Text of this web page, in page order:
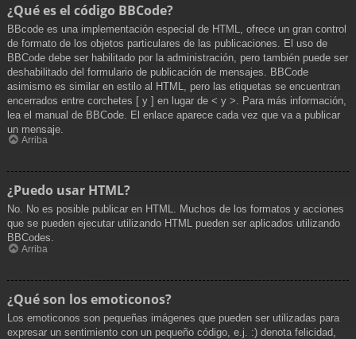
¿Qué es el código BBCode?
BBcode es una implementación especial de HTML, ofrece un gran control
de formato de los objetos particulares de las publicaciones. El uso de
BBCode debe ser habilitado por la administración, pero también puede ser
deshabilitado del formulario de publicación de mensajes. BBCode
asimismo es similar en estilo al HTML, pero las etiquetas se encuentran
encerrados entre corchetes [ y ] en lugar de < y >. Para más información,
lea el manual de BBCode. El enlace aparece cada vez que va a publicar
un mensaje.
Arriba
¿Puedo usar HTML?
No. No es posible publicar en HTML. Muchos de los formatos y acciones
que se pueden ejecutar utilizando HTML pueden ser aplicados utilizando
BBCodes.
Arriba
¿Qué son los emoticonos?
Los emoticonos son pequeñas imágenes que pueden ser utilizadas para
expresar un sentimiento con un pequeño código, e.j. :) denota felicidad,